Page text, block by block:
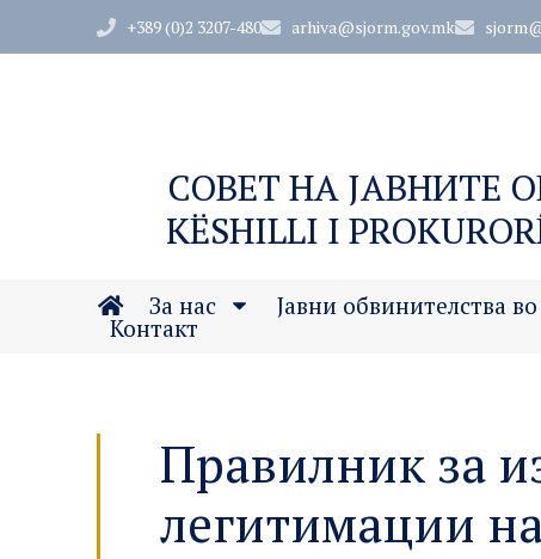
+389 (0)2 3207-480 arhiva@sjorm.gov.mk
СОВЕТ НА ЈАВНИТЕ
KËSHILLI I
За нас Јавни обвинителства
Контакт
Правилник за
легитимации